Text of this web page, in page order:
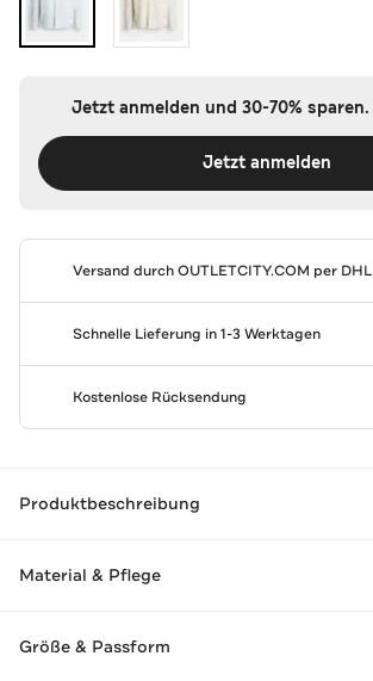
Jetzt anmelden und 30-70% sparen.
Jetzt anmelden
Versand durchOUTLETCITY.COM per DHL
Schnelle Lieferung in 1-3 Werktagen
Kostenlose Rücksendung
Produktbeschreibung
Material & Pflege
Größe & Passform